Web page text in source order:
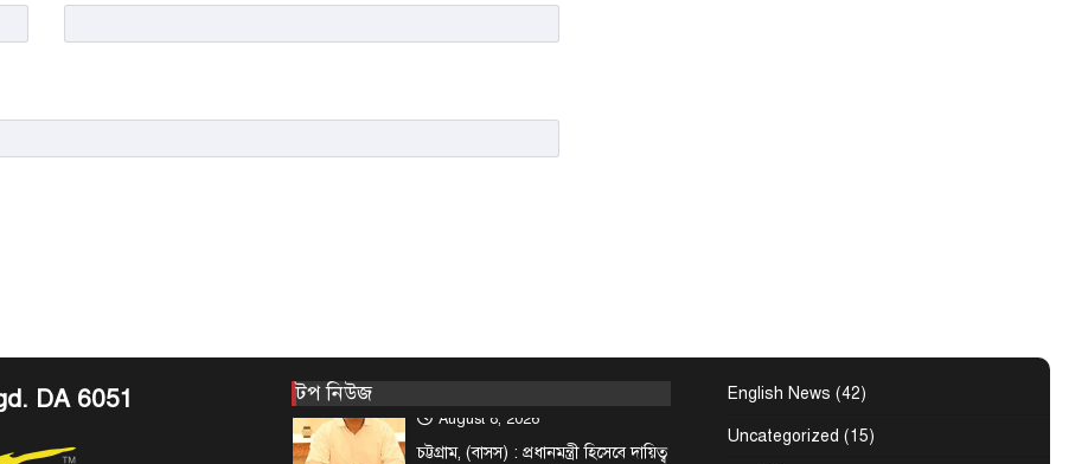
DA 6051 টপ নিউজ
5
নতুন সচিব নিয়োগ দিয়েছে সরকার। আজ
(বৃহস্পতিবার) এ সংক্রান্ত…
প্রধানমন্ত্রী হিসাবে ২০ বছরের
ব্যবধানে মা-ছেলের বাঁশখালী
প্রধানমন্ত্রীকে বরণে প্রস্তুত চট্টগ্রাম,
নেতাকর্মীরা উজ্জীবিত
August 8, 2026
চট্টগ্রাম, (বাসস) : প্রধানমন্ত্রী হিসেবে দায়িত্ব
English News (42)
Uncategorized (15)